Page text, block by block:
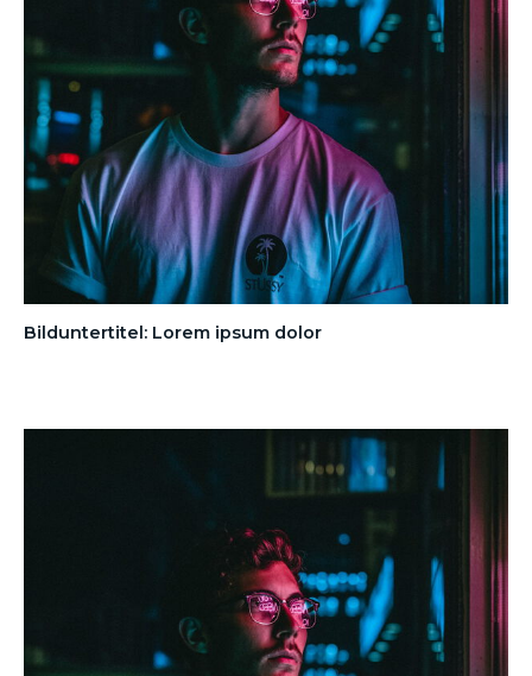
Bilduntertitel: Lorem ipsum dolor